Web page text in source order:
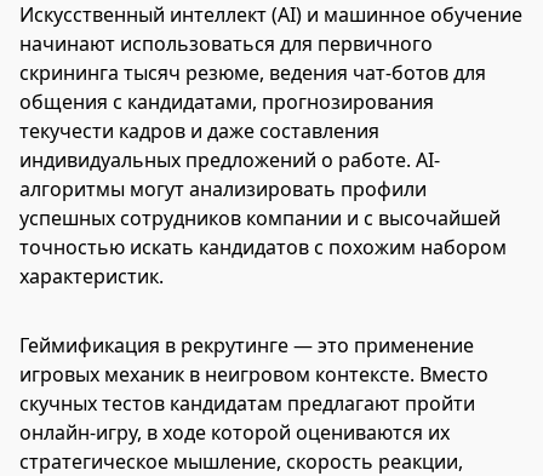
Искусственный интеллект (AI) и машинное обучение
начинают использоваться для первичного
скрининга тысяч резюме, ведения чат-ботов для
общения с кандидатами, прогнозирования
текучести кадров и даже составления
индивидуальных предложений о работе. AI-
алгоритмы могут анализировать профили
успешных сотрудников компании и с высочайшей
точностью искать кандидатов с похожим набором
характеристик.
Геймификация в рекрутинге — это применение
игровых механик в неигровом контексте. Вместо
скучных тестов кандидатам предлагают пройти
онлайн-игру, в ходе которой оцениваются их
стратегическое мышление, скорость реакции,